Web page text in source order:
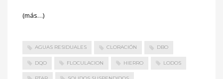
(más…)
AGUAS RESIDUALES CLORACIÓN DBO
DQO FLOCULACION HIERRO LODOS